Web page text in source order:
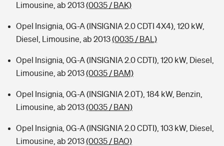
Limousine, ab 2013(0035 / BAK)
Opel Insignia, 0G-A (INSIGNIA 2.0 CDTI 4X4), 120 kW,
Diesel, Limousine, ab 2013(0035 / BAL)
Opel Insignia, 0G-A (INSIGNIA 2.0 CDTI), 120 kW, Diesel,
Limousine, ab 2013(0035 / BAM)
Opel Insignia, 0G-A (INSIGNIA 2.0T), 184 kW, Benzin,
Limousine, ab 2013(0035 / BAN)
Opel Insignia, 0G-A (INSIGNIA 2.0 CDTI), 103 kW, Diesel,
Limousine, ab 2013(0035 / BAO)